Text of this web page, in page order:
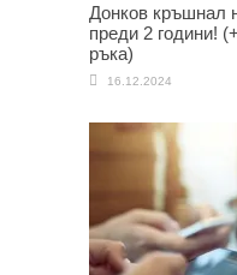
Донков кръшнал
преди 2 години!
ръка)
16.12.2024